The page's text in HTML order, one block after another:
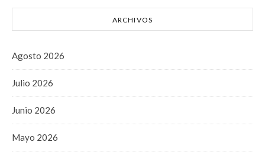
ARCHIVOS
Agosto 2026
Julio 2026
Junio 2026
Mayo 2026